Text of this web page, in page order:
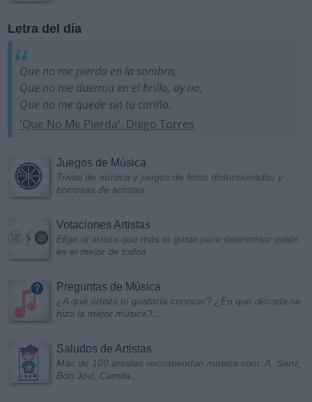
Letra del día
Que no me pierda en la sombra,
Que no me duerma en el brillo, ay no,
Que no me quede sin tu cariño.
'Que No Me Pierda', Diego Torres
Juegos de Música
Trivial de música y juegos de fotos distorsionadas y
borrosas de artistas
Votaciones Artistas
Elige al artista que más te guste para determinar quién
es el mejor de todos
Preguntas de Música
¿A qué artista te gustaría conocer? ¿En qué década se
hizo la mejor música?...
Saludos de Artistas
Más de 100 artistas recomiendan musica.com: A. Sanz,
Bon Jovi, Camila...